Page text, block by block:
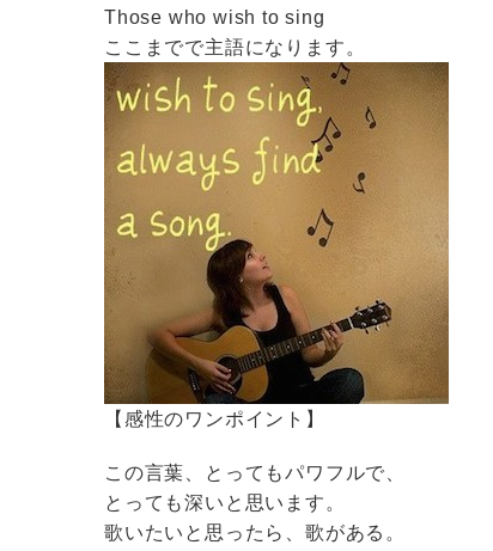
Those who wish to sing
ここまでで主語になります。
【感性のワンポイント】
この言葉、とってもパワフルで、
とっても深いと思います。
歌いたいと思ったら、歌がある。